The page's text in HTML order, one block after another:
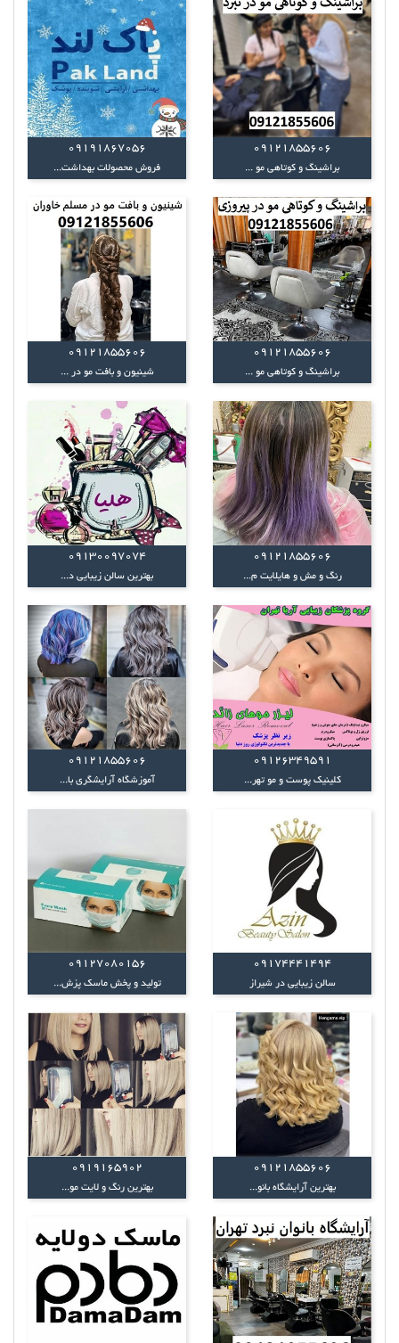
09121855606
براشینگ و کوتاهی مو ...
09191867056
فروش محصولات بهداشت...
09121855606
براشینگ و کوتاهی مو ...
09121855606
شینیون و بافت مو در ...
09121855606
رنگ و مش و هایلایت م...
09130097074
بهترین سالن زیبایی د...
09126349591
کلینیک پوست و مو تهر...
09121855606
آموزشگاه آرایشگری با...
09174441494
سالن زیبایی در شیراز
۰۹۱۲۷۰۸۰۱۵۶
تولید و پخش ماسک پزش...
09121855606
بهترین آرایشگاه بانو...
0919165902
بهترین رنگ و لایت مو...